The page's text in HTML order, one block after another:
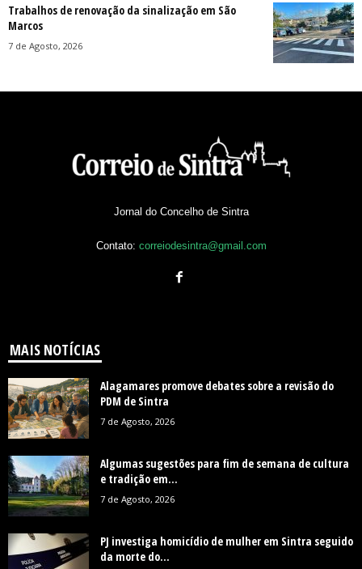
Trabalhos de renovação da sinalização em São
Marcos
7 de Agosto, 2026
Jornal do Concelho de Sintra
Contato: correiodesintra@gmail.com
MAIS NOTÍCIAS
Alagamares promove debates sobre a revisão do
PDM de Sintra
7 de Agosto, 2026
Algumas sugestões para fim de semana de cultura
e tradição em...
7 de Agosto, 2026
PJ investiga homicídio de mulher em Sintra seguido
da morte do...